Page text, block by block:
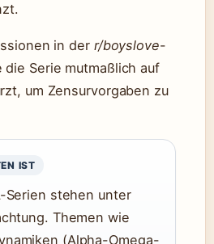
in der r/boyslove-
die Serie mutmaßlich auf
um Zensurvorgaben zu
IST
Serien stehen unter
Themen wie
(Alpha-Omega-